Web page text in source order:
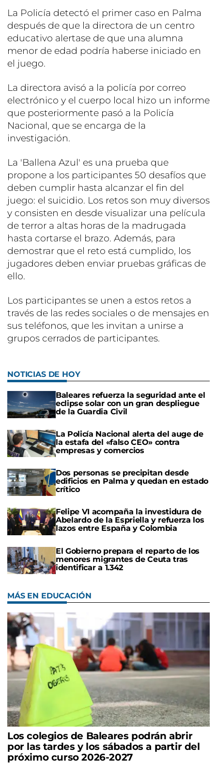
La Policía detectó el primer caso en Palma
después de que la directora de un centro
educativo alertase de que una alumna
menor de edad podría haberse iniciado en
el juego.
La directora avisó a la policía por correo
electrónico y el cuerpo local hizo un informe
que posteriormente pasó a la Policía
Nacional, que se encarga de la
investigación.
La 'Ballena Azul' es una prueba que
propone a los participantes 50 desafíos que
deben cumplir hasta alcanzar el fin del
juego: el suicidio. Los retos son muy diversos
y consisten en desde visualizar una película
de terror a altas horas de la madrugada
hasta cortarse el brazo. Además, para
demostrar que el reto está cumplido, los
jugadores deben enviar pruebas gráficas de
ello.
Los participantes se unen a estos retos a
través de las redes sociales o de mensajes en
sus teléfonos, que les invitan a unirse a
grupos cerrados de participantes.
NOTICIAS DE HOY
Baleares refuerza la seguridad ante el
eclipse solar con un gran despliegue
de la Guardia Civil
La Policía Nacional alerta del auge de
la estafa del «falso CEO» contra
empresas y comercios
Dos personas se precipitan desde
edificios en Palma y quedan en estado
crítico
Felipe VI acompaña la investidura de
Abelardo de la Espriella y refuerza los
lazos entre España y Colombia
El Gobierno prepara el reparto de los
menores migrantes de Ceuta tras
identificar a 1.342
MÁS EN EDUCACIÓN
Los colegios de Baleares podrán abrir
por las tardes y los sábados a partir del
próximo curso 2026-2027